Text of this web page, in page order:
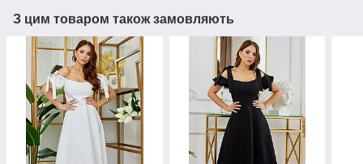
З цим товаром також замовляють